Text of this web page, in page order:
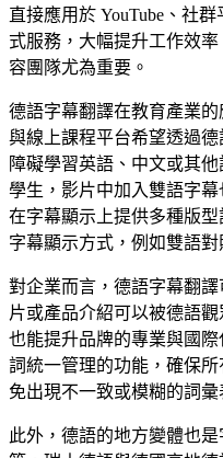
字幕檔
直接應用於 YouTube、社
式服務，大幅提升工作效
容團隊尤為重要。
德語字幕翻譯在教育產業
與線上課程平台希望透過
障礙學習英語、中文或其
學生，影片中加入雙語字幕
在字幕顯示上提供多種版
字幕顯示方式，例如雙語
對企業而言，德語字幕翻
片或產品介紹可以被德語
也能提升品牌的專業與國際
詞統一管理的功能，確保
免出現不一致或模糊的詞彙
此外，德語的地方變體也